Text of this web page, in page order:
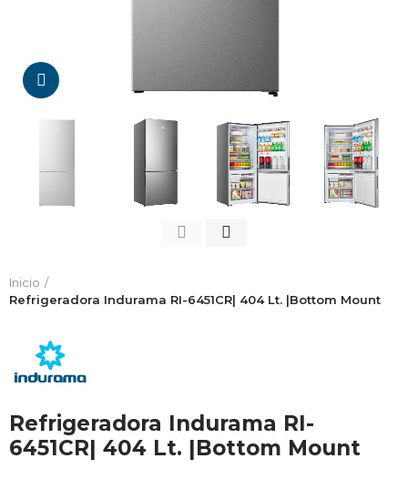
Inicio
Refrigeradora Indurama RI-6451CR| 404 Lt. |Bottom Mount
Refrigeradora Indurama RI-
6451CR| 404 Lt. |Bottom Mount